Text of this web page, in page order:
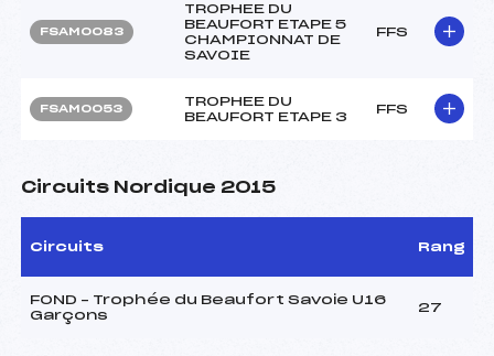
FSAM0083
TROPHEE DU
BEAUFORT ETAPE 5
CHAMPIONNAT DE
SAVOIE
FFS
FSAM0053
TROPHEE DU
BEAUFORT ETAPE 3
FFS
Circuits Nordique 2015
Circuits Rang
FOND – Trophée du Beaufort Savoie U16
Garçons
27